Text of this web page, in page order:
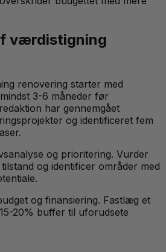
værdistigning
renovering starter med
3-6 måneder før
har gennemgået
og identificeret fem
og prioritering. Vurder
og identificer områder med
og finansiering. Fastlæg et
20% buffer til uforudsete